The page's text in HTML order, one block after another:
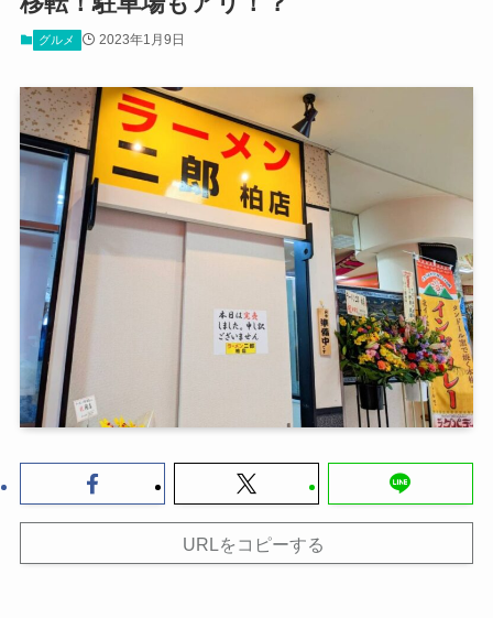
グルメ 2023年1月9日
URLをコピーする